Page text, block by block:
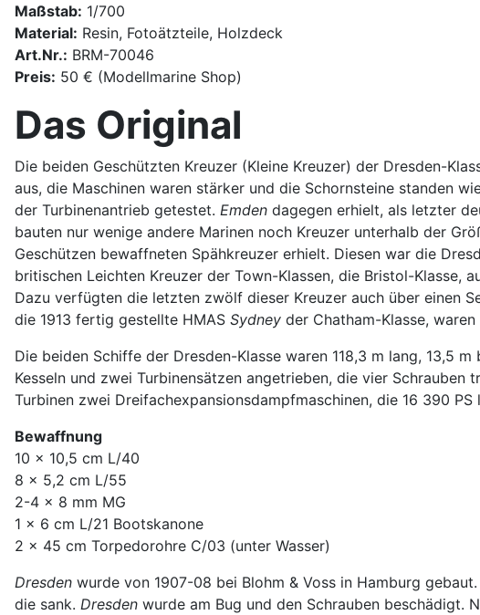
Maßstab: 1/700
Material: Resin, Fotoätzteile, Holzdeck
Art.Nr.: BRM-70046
Preis: 50 € (Modellmarine Shop)
Das Original
Die beiden Geschützten Kreuzer (Kleine Kreuzer) der Dresden-
aus, die Maschinen waren stärker und die Schornsteine standen
der Turbinenantrieb getestet. Emden dagegen erhielt, als letzter
bauten nur wenige andere Marinen noch Kreuzer unterhalb der
Geschützen bewaffneten Spähkreuzer erhielt. Diesen war die
britischen Leichten Kreuzer der Town-Klassen, die Bristol-
Dazu verfügten die letzten zwölf dieser Kreuzer auch über einen
die 1913 fertig gestellte HMAS Sydney der Chatham-Klasse,
Die beiden Schiffe der Dresden-Klasse waren 118,3 m lang, 13,5
Kesseln und zwei Turbinensätzen angetrieben, die vier
Turbinen zwei Dreifachexpansionsdampfmaschinen, die 16 390
Bewaffnung
10 x 10,5 cm L/40
8 x 5,2 cm L/55
2-4 x 8 mm MG
1 x 6 cm L/21 Bootskanone
2 x 45 cm Torpedorohre C/03 (unter Wasser)
Dresden wurde von 1907-08 bei Blohm & Voss in Hamburg
die sank. Dresden wurde am Bug und den Schrauben beschädigt.